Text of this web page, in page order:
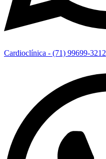
Cardioclínica - (71) 99699-3212